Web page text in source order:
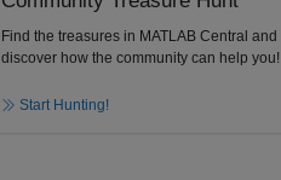
Find the treasures in MATLAB Central and
discover how the community can help you!
Start Hunting!